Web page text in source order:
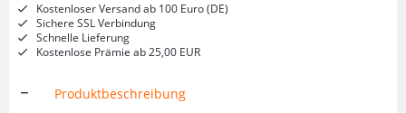
Kostenloser Versand ab 100 Euro (DE)
Sichere SSL Verbindung
Schnelle Lieferung
Kostenlose Prämie ab 25,00 EUR
Produktbeschreibung